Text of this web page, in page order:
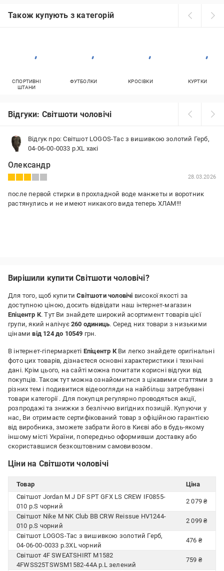
Також купують з категорій
СПОРТИВНІ
ШТАНИ
ФУТБОЛКИ КРОСІВКИ КУРТКИ
Відгуки: Світшоти чоловічі
Відгук про: Світшот LOGOS-Tac з вишивкою золотий Герб,
04-06-00-0033 р.XL хакі
Олександр
28.03.2026
после первой стирки в прохладной воде манжеты и воротник
растянулись и не имеют никакого вида теперь ХЛАМ!!!
Вирішили купити Світшоти чоловічі?
Для того, щоб купитиСвітшоти чоловічі високої якості за
доступною ціною, досить відвідати наш інтернет-магазин
Епіцентр К. Тут Ви знайдете широкий асортимент товарів цієї
групи, який налічує 260 одиниць. Серед них товари з низькими
цінамивід 124 до 10549 грн.
В інтернет-гіпермаркеті Епіцентр КВи легко знайдете оригінальні
фото цих товарів, дізнаєтеся основні характеристики і технічні
дані. Крім цього, на сайті можна почитати корисні відгуки від
покупців. Також тут можна ознайомитися з цікавими статтями з
різних тем і подивитися відеоогляди на найбільш затребувані
товари категорії . Для покупця регулярно проводяться акції,
розпродажі та знижки з безліччю вигідних позицій. Купуючи у
нас, Ви отримаєте сертифікований товар з офіційною гарантією
від виробника, зможете забрати його в Києві або в будь-якому
іншому місті України, попередньо оформивши доставку або
скориставшися безкоштовним самовивозом.
Ціни на Світшоти чоловічі
Товар
Ціна
Світшот Jordan M J DF SPT GFX LS CREW IF0855-
010 р.S чорний
2 079 ₴
Світшот Nike M NK Club BB CRW Reissue HV1244-
010 р.S чорний
2 099 ₴
Світшот LOGOS-Tac з вишивкою золотий Герб,
04-06-00-0033 р.3XL чорний
476 ₴
Світшот 4F SWEATSHIRT M1582
4FWSS25TSWSM1582-44A р.L зелений
759 ₴